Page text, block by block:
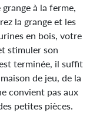
à la ferme,
la grange et les
en bois, votre
stimuler son
terminée, il suffit
de jeu, de la
convient pas aux
petites pièces.